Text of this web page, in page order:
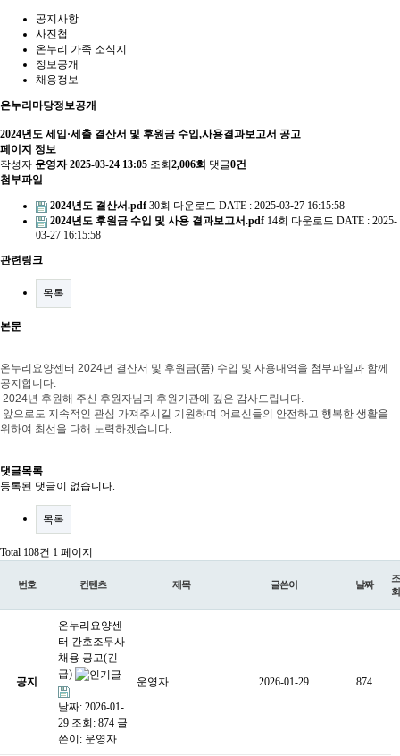
공지사항
사진첩
온누리 가족 소식지
정보공개
채용정보
온누리마당정보공개
2024년도 세입·세출 결산서 및 후원금 수입,사용결과보고서 공고
페이지 정보
작성자 운영자 2025-03-24 13:05 조회 2,006회 댓글0건
첨부파일
2024년도 결산서.pdf 30회 다운로드 DATE : 2025-03-27 16:15:58
2024년도 후원금 수입 및 사용 결과보고서.pdf 14회 다운로드 DATE : 2025-
03-27 16:15:58
관련링크
목록
본문
온누리요양센터 2024년 결산서 및 후원금(품) 수입 및 사용내역을 첨부파일과 함께
공지합니다.
2024년 후원해 주신 후원자님과 후원기관에 깊은 감사드립니다.
앞으로도 지속적인 관심 가져주시길 기원하며 어르신들의 안전하고 행복한 생활을
위하여 최선을 다해 노력하겠습니다.
댓글목록
등록된 댓글이 없습니다.
목록
Total 108건 1 페이지
번호 컨텐츠 제목 글쓴이 날짜
조
회
공지
온누리요양센
터 간호조무사
채용 공고(긴
급)
날짜: 2026-01-
29 조회: 874 글
쓴이: 운영자
운영자 2026-01-29 874